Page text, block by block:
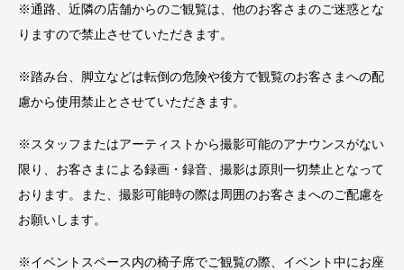
※通路、近隣の店舗からのご観覧は、他のお客さまのご迷惑とな
りますので禁止させていただきます。
※踏み台、脚立などは転倒の危険や後方で観覧のお客さまへの配
慮から使用禁止とさせていただきます。
※スタッフまたはアーティストから撮影可能のアナウンスがない
限り、お客さまによる録画・録音、撮影は原則一切禁止となって
おります。また、撮影可能時の際は周囲のお客さまへのご配慮を
お願いします。
※イベントスペース内の椅子席でご観覧の際、イベント中にお座